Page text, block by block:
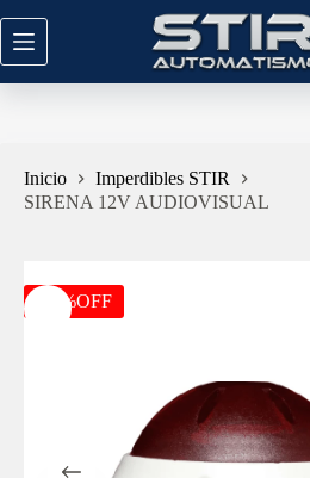
contenido
Inicio
Imperdibles STIR
SIRENA 12V AUDIOVISUAL
-21%OFF